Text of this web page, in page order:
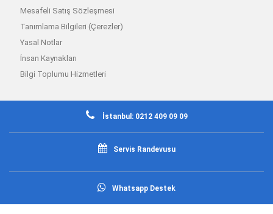
Mesafeli Satış Sözleşmesi
Tanımlama Bilgileri (Çerezler)
Yasal Notlar
İnsan Kaynakları
Bilgi Toplumu Hizmetleri
İstanbul: 0212 409 09 09
Servis Randevusu
Whatsapp Destek